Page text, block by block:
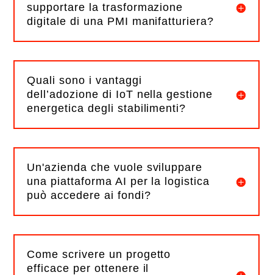
supportare la trasformazione
digitale di una PMI manifatturiera?
Quali sono i vantaggi
dell’adozione di IoT nella gestione
energetica degli stabilimenti?
Un'azienda che vuole sviluppare
una piattaforma AI per la logistica
può accedere ai fondi?
Come scrivere un progetto
efficace per ottenere il